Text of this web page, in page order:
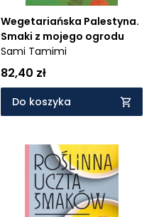
Wegetariańska Palestyna.
Smaki z mojego ogrodu
Sami Tamimi
82,40 zł
Do koszyka